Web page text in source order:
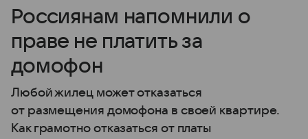
Россиянам напомнили о
праве не платить за
домофон
Любой жилец может отказаться
от размещения домофона в своей квартире.
Как грамотно отказаться от платы